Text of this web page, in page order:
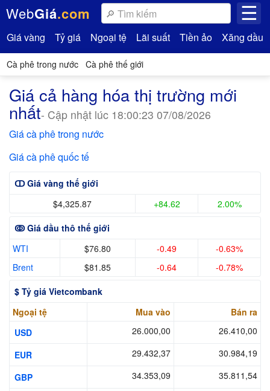
WebGiá.com ☰
Giá vàng Tỷ giá Ngoại tệ Lãi suất Tiền ảo Xăng dầu
Cà phê trong nước Cà phê thế giới
Giá cả hàng hóa thị trường mới
nhất- Cập nhật lúc 18:00:23 07/08/2026
Giá cà phê trong nước
Giá cà phê quốc tế
ↀ Giá vàng thế giới
$4,325.87
+84.62
2.00%
ↂ Giá dầu thô thế giới
WTI
$76.80 -0.49
-0.63%
Brent
$81.85 -0.64
-0.78%
$ Tỷ giá Vietcombank
Ngoại tệ
Mua vào
Bán ra
USD
26.000,00
26.410,00
EUR
29.432,37
30.984,19
GBP
34.353,09
35.811,54